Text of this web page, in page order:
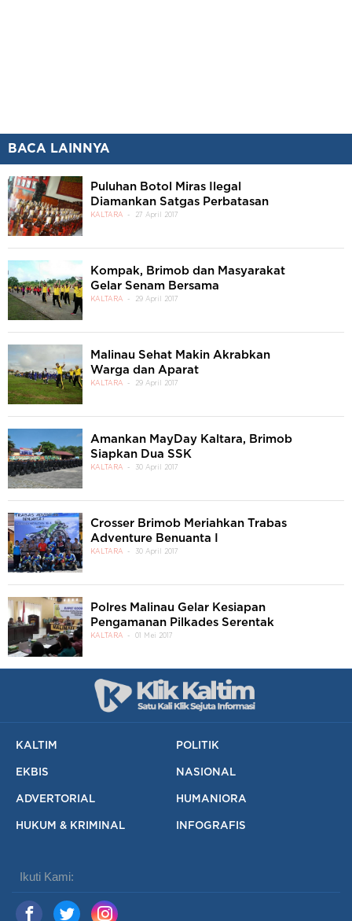
BACA LAINNYA
Puluhan Botol Miras Ilegal
Diamankan Satgas Perbatasan
KALTARA 27 April 2017
Kompak, Brimob dan Masyarakat
Gelar Senam Bersama
KALTARA 29 April 2017
Malinau Sehat Makin Akrabkan
Warga dan Aparat
KALTARA 29 April 2017
Amankan MayDay Kaltara, Brimob
Siapkan Dua SSK
KALTARA 30 April 2017
Crosser Brimob Meriahkan Trabas
Adventure Benuanta I
KALTARA 30 April 2017
Polres Malinau Gelar Kesiapan
Pengamanan Pilkades Serentak
KALTARA 01 Mei 2017
KALTIM POLITIK
EKBIS NASIONAL
ADVERTORIAL HUMANIORA
HUKUM & KRIMINAL INFOGRAFIS
Ikuti Kami: